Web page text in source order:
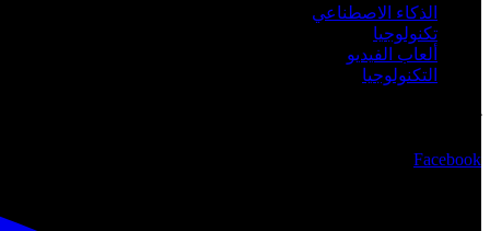
الذكاء الاصطناعي
تكنولوجيا
ألعاب الفيديو
التكنولوجيا
Facebook